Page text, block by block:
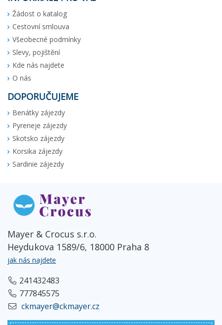
Žádost o katalog
Cestovní smlouva
Všeobecné podmínky
Slevy, pojištění
Kde nás najdete
O nás
DOPORUČUJEME
Benátky zájezdy
Pyreneje zájezdy
Skotsko zájezdy
Korsika zájezdy
Sardinie zájezdy
Mayer & Crocus s.r.o.
Heydukova 1589/6, 18000 Praha 8
jak nás najdete
241432483
777845575
ckmayer@ckmayer.cz